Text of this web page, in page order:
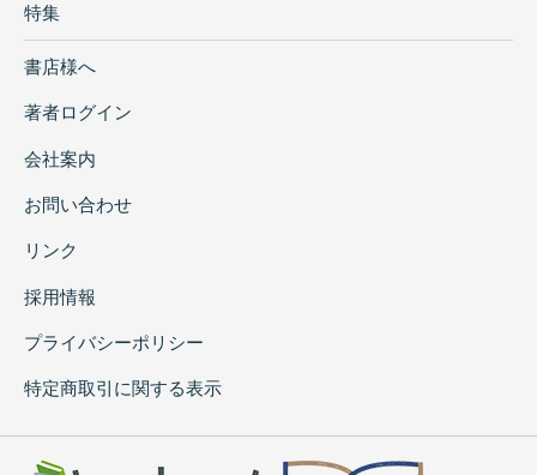
特集
書店様へ
著者ログイン
会社案内
お問い合わせ
リンク
採用情報
プライバシーポリシー
特定商取引に関する表示